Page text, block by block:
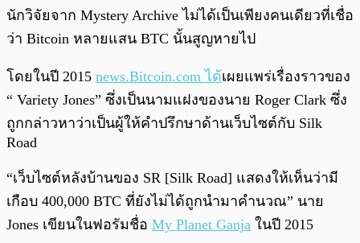
นักวิจัยจาก Mystery Archive ไม่ได้เป็นเพียงคนเดียวที่เชื่อ
ว่า Bitcoin หลายแสน BTC นั้นสูญหายไป
โดยในปี 2015 news.Bitcoin.com ได้เผยแพร่เรื่องราวของ
“ Variety Jones” ซึ่งเป็นนามแฝงของนาย Roger Clark ซึ่ง
ถูกกล่าวหาว่าเป็นผู้ให้คำปรึกษาด้านเว็บไซต์กับ Silk
Road
“เว็บไซต์หลังบ้านของ SR [Silk Road] แสดงให้เห็นว่ามี
เกือบ 400,000 BTC ที่ยังไม่ได้ถูกนำมาคำนวณ” นาย
Jones เขียนในฟอรัมชื่อ My Planet Ganja ในปี 2015